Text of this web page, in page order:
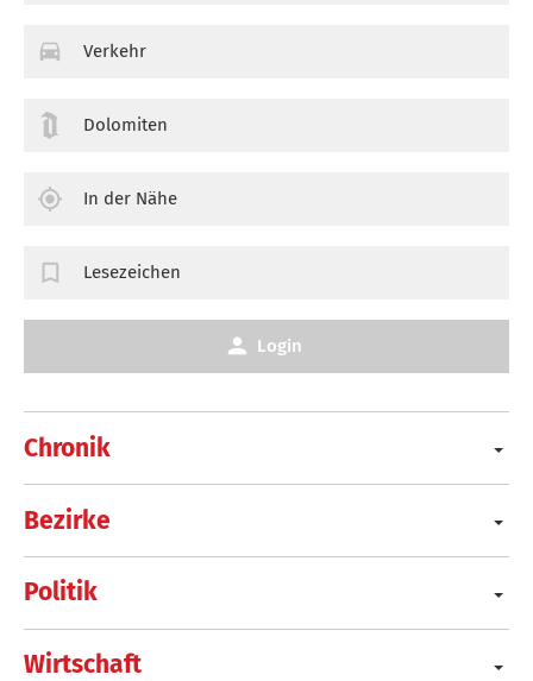
Chronik
Bezirke
Politik
Wirtschaft
Verkehr
Dolomiten
In der Nähe
Lesezeichen
Login